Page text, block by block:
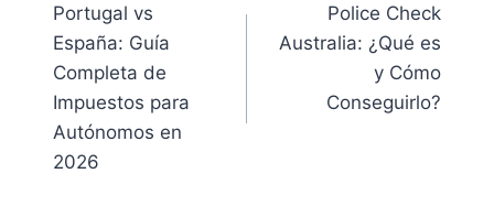
de
entradas
Portugal vs
España: Guía
Completa de
Impuestos para
Autónomos en
2026
Police Check
Australia: ¿Qué es
y Cómo
Conseguirlo?